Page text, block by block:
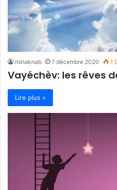
itshaknab 7 décembre 2020 1
Vayéchèv: les rêves
Lire plus »